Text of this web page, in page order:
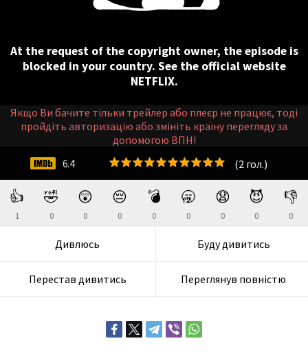
👍
1
🤣
0
😲
0
😔
0
💣
0
🥱
0
😧
0
😈
0
👎
0
Дивлюсь Буду дивитись
Перестав дивитись Переглянув повністю
(2 гол.)
6.4
At the request of the copyright owner, the episode is
blocked in your country. See the official website
NETFLIX.
Якщо Ви бачите тільки трейлер або плеєр не працює, тоді
пройдіть авторизацію або змініть країну перегляду за
допомогою ВПН!